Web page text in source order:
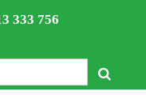
333 756